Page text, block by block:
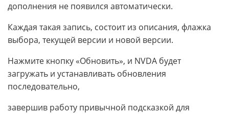
дополнения не появился автоматически.
Каждая такая запись, состоит из описания, флажка
выбора, текущей версии и новой версии.
Нажмите кнопку «Обновить», и NVDA будет
загружать и устанавливать обновления
последовательно,
завершив работу привычной подсказкой для